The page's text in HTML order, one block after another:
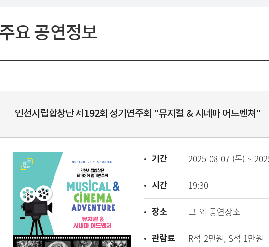
주요 공연정보
인천시립합창단 제192회 정기연주회 "뮤지컬 & 시네마 어드벤쳐"
기간 2025-08-07 (목) ~
시간 19:30
장소 그 외 공연장소
관람료 R석 2만원, S석 1만원